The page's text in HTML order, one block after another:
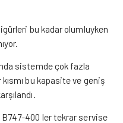
bu kadar olumluyken
sistemde çok fazla
bu kapasite ve geniş
400 ler tekrar servise